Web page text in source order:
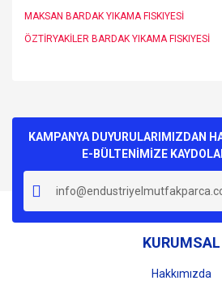
MAKSAN BARDAK YIKAMA FISKIYESİ
ÖZTİRYAKİLER BARDAK YIKAMA FISKIYESİ
Yorum Yaz
kullanarak tarafımıza iletebilirsiniz.
Görüş ve önerileriniz için teşekkür
Ürün resmi kalitesiz, bozuk veya
Ürün açıklamasında eksik bilgiler
Ürün bilgilerinde hatalar bulunuyor.
Ürün fiyatı diğer sitelerden daha
KAMPANYA DUYURULARIMIZDAN
E-BÜLTENİMİZE
KURUMSAL
Hakkımızda